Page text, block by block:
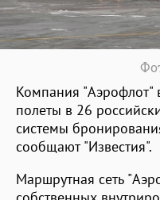
Компания "Аэрофлот"
полеты в 26
системы
сообщают "Известия".
Маршрутная сеть